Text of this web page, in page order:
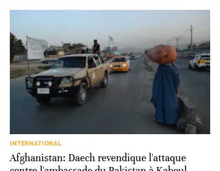
INTERNATIONAL
Afghanistan: Daech revendique l'attaque